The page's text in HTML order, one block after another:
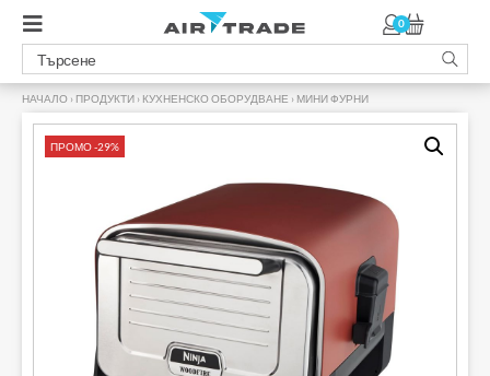
0
НАЧАЛО › ПРОДУКТИ › КУХНЕНСКО ОБОРУДВАНЕ › МИНИ ФУРНИ
ПРОМО -29%